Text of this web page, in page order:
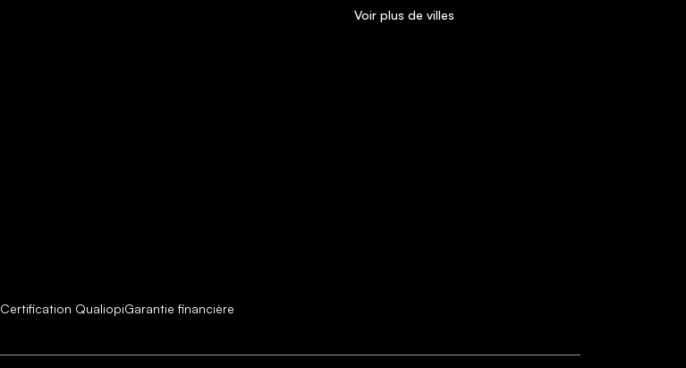
Voir plus de villes
Certification QualiopiGarantie financière